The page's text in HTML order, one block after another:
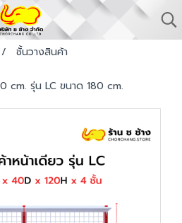
ชั้นวางสินค้า
cm. รุ่น LC ขนาด 180 cm.